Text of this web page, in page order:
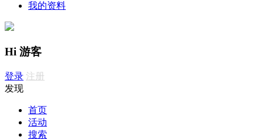
我的资料
Hi 游客
登录 注册
发现
首页
活动
搜索